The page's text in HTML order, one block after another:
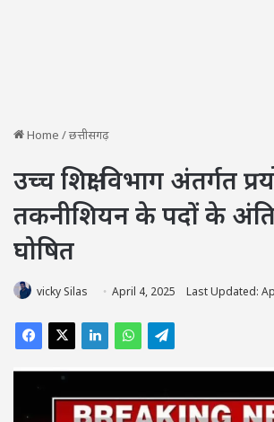
Home /छत्तीसगढ़
उच्च शिक्षा विभाग अंतर्गत
तकनीशियन के पदों के
घोषित
vicky Silas April 4, 2025 Last Updated: